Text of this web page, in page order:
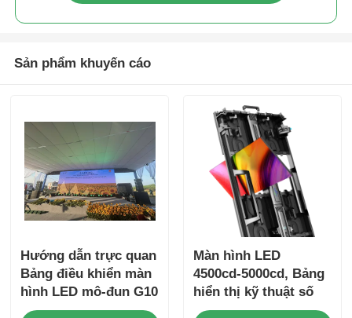
Sản phẩm khuyến cáo
Hướng dẫn trực quan
Bảng điều khiển màn
hình LED mô-đun G10
Màn hình LED tùy
Màn hình LED
4500cd-5000cd, Bảng
hiển thị kỹ thuật số
cho quảng cáo ngoài